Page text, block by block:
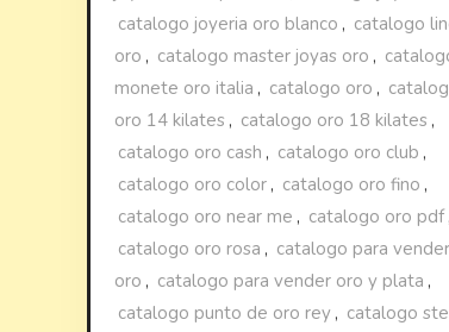
catalogo joyeria oro blanco , catalogo
oro , catalogo master joyas oro ,
monete oro italia , catalogo oro ,
oro 14 kilates , catalogo oro 18 kilates ,
catalogo oro cash , catalogo oro club ,
catalogo oro color , catalogo oro fino ,
catalogo oro near me , catalogo oro pdf
catalogo oro rosa , catalogo para vender
oro , catalogo para vender oro y plata ,
catalogo punto de oro rey , catalogo